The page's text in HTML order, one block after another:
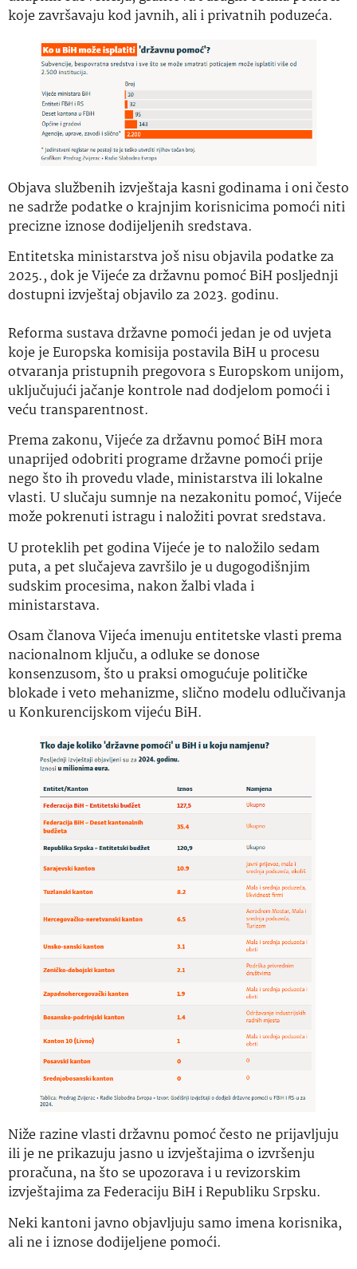
koje završavaju kod javnih, ali i privatnih poduzeća.
Objava službenih izvještaja kasni godinama i oni često
ne sadrže podatke o krajnjim korisnicima pomoći niti
precizne iznose dodijeljenih sredstava.
Entitetska ministarstva još nisu objavila podatke za
2025., dok je Vijeće za državnu pomoć BiH posljednji
dostupni izvještaj objavilo za 2023. godinu.
Reforma sustava državne pomoći jedan je od uvjeta
koje je Europska komisija postavila BiH u procesu
otvaranja pristupnih pregovora s Europskom unijom,
uključujući jačanje kontrole nad dodjelom pomoći i
veću transparentnost.
Prema zakonu, Vijeće za državnu pomoć BiH mora
unaprijed odobriti programe državne pomoći prije
nego što ih provedu vlade, ministarstva ili lokalne
vlasti. U slučaju sumnje na nezakonitu pomoć, Vijeće
može pokrenuti istragu i naložiti povrat sredstava.
U proteklih pet godina Vijeće je to naložilo sedam
puta, a pet slučajeva završilo je u dugogodišnjim
sudskim procesima, nakon žalbi vlada i
ministarstava.
Osam članova Vijeća imenuju entitetske vlasti prema
nacionalnom ključu, a odluke se donose
konsenzusom, što u praksi omogućuje političke
blokade i veto mehanizme, slično modelu odlučivanja
u Konkurencijskom vijeću BiH.
Niže razine vlasti državnu pomoć često ne prijavljuju
ili je ne prikazuju jasno u izvještajima o izvršenju
proračuna, na što se upozorava i u revizorskim
izvještajima za Federaciju BiH i Republiku Srpsku.
Neki kantoni javno objavljuju samo imena korisnika,
ali ne i iznose dodijeljene pomoći.